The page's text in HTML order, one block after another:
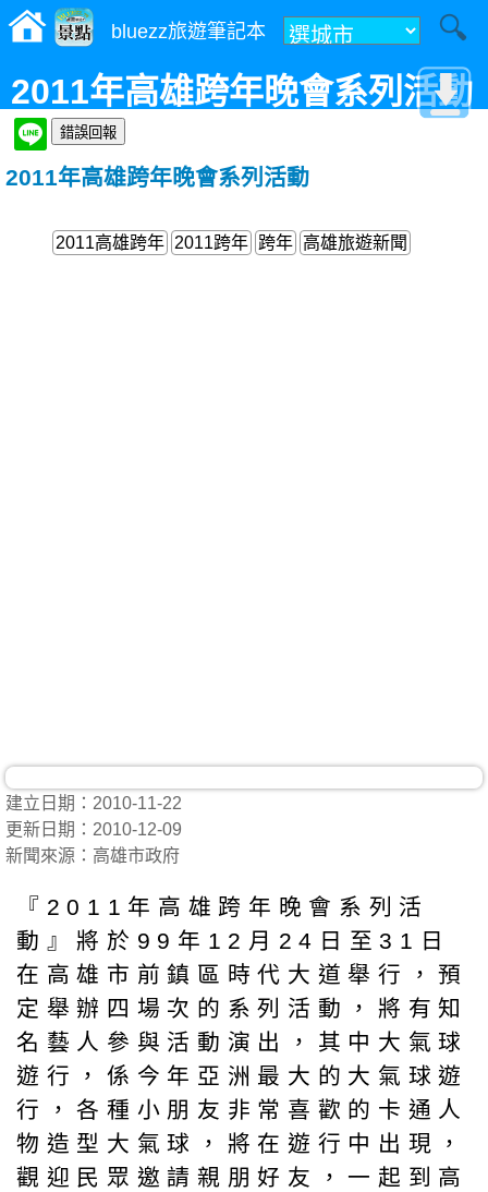
bluezz旅遊筆記本
2011年高雄跨年晚會系列活動
2011年高雄跨年晚會系列活動
2011高雄跨年 2011跨年 跨年 高雄旅遊新聞
建立日期：2010-11-22
更新日期：2010-12-09
新聞來源：高雄市政府
『2011年高雄跨年晚會系列活
動』將於99年12月24日至31日
在高雄市前鎮區時代大道舉行，預
定舉辦四場次的系列活動，將有知
名藝人參與活動演出，其中大氣球
遊行，係今年亞洲最大的大氣球遊
行，各種小朋友非常喜歡的卡通人
物造型大氣球，將在遊行中出現，
觀迎民眾邀請親朋好友，一起到高